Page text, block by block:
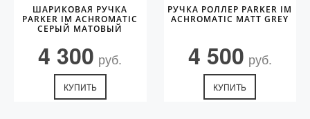
ШАРИКОВАЯ РУЧКА
PARKER IM ACHROMATIC
СЕРЫЙ МАТОВЫЙ
4 300 руб.
КУПИТЬ
РУЧКА РОЛЛЕР PARKER IM
ACHROMATIC MATT GREY
4 500 руб.
КУПИТЬ